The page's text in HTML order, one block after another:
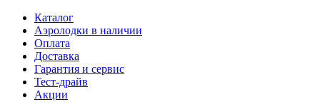
Каталог
Аэролодки в наличии
Оплата
Доставка
Гарантия и сервис
Тест-драйв
Акции